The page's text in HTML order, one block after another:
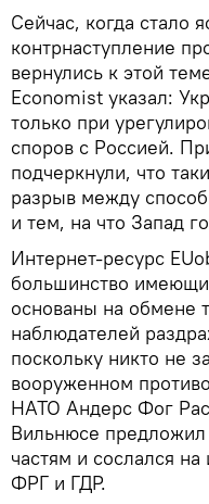
Сейчас, когда стало
контрнаступление
вернулись к этой
Economist указал:
только при
споров с Россией.
подчеркнули, что
разрыв между
и тем, на что Запад
Интернет-ресурс
большинство
основаны на обмене
наблюдателей
поскольку никто не
вооруженном
НАТО Андерс Фог
Вильнюсе
частям и сослался
ФРГ и ГДР.